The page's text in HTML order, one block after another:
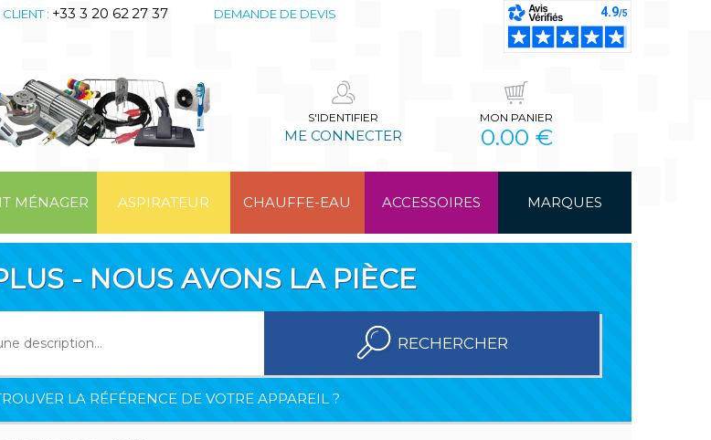
: +33 3 20 62 27 37 DEMANDE DE DEVIS
S'IDENTIFIER
ME CONNECTER
MON PANIER
0.00 €
MÉNAGER ASPIRATEUR CHAUFFE-EAU ACCESSOIRES MARQUES
- NOUS AVONS LA PIÈCE
RECHERCHER
LA RÉFÉRENCE DE VOTRE APPAREIL ?